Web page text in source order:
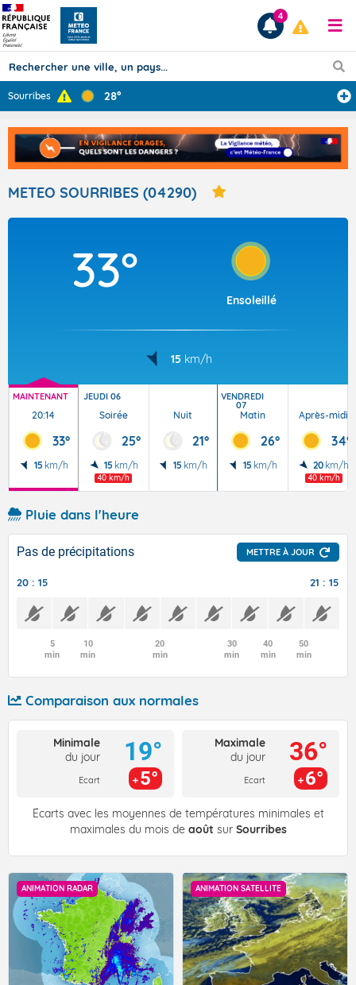
Prévisions
TOUS LES RÉSULTATS
Articles
4
Sourribes 28°
METEO SOURRIBES (04290)
33°
Ensoleillé
15 km/h
MAINTENANT
20:14
33°
15 km/h
JEUDI 06
Soirée
25°
15 km/h
40 km/h
Nuit
21°
15 km/h
VENDREDI
07
Matin
26°
15 km/h
Après-midi
34°
20 km/h
40 km/h
Pluie dans l'heure
Pas de précipitations METTRE À JOUR
20 : 15 21 : 15
5
min
10
min
20
min
30
min
40
min
50
min
Comparaison aux normales
Minimale
du jour
Ecart
19°
5°
Maximale
du jour
Ecart
36°
6°
Écarts avec les moyennes de températures minimales et
maximales du mois de août sur Sourribes
ANIMATION RADAR ANIMATION SATELLITE